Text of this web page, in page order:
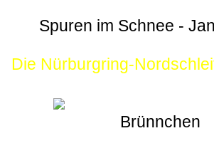
Spuren im Schnee -
Die Nürburgring-
Brünnchen